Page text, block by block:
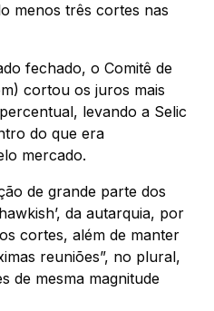
menos três cortes nas
fechado, o Comitê de
cortou os juros mais
levando a Selic
do que era
mercado.
de grande parte dos
da autarquia, por
cortes, além de manter
reuniões”, no plural,
de mesma magnitude